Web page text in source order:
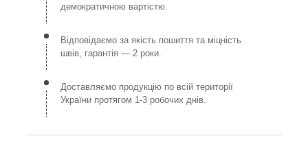
демократичною вартістю.
Відповідаємо за якість пошиття та міцність
швів, гарантія — 2 роки.
Доставляємо продукцію по всій території
України протягом 1-3 робочих днів.